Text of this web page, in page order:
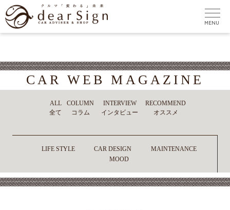
CAR WEB MAGAZINE
ALL
全て
COLUMN
コラム
INTERVIEW
インタビュー
RECOMMEND
オススメ
LIFE STYLE CAR DESIGN
MAINTENANCE
MOOD